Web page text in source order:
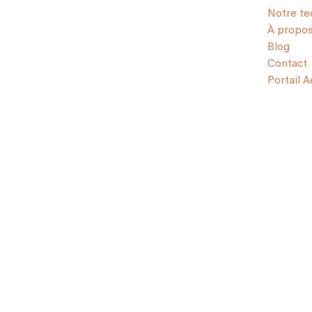
Notre
À propos
Blog
Contact
Portail